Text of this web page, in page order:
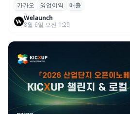
카카오, 2026년 2분기 매출
이익 2770억…역대 분기 최
카카오 영업이익
매출
Welaunch
8월 6일 오전 1:29